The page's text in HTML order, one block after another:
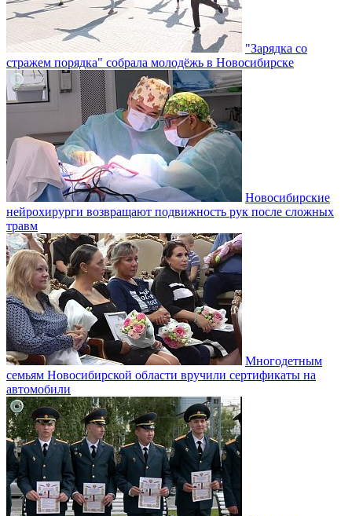
"Зарядка со
стражем порядка" собрала молодёжь в Новосибирске
Новосибирские
нейрохирурги возвращают подвижность рук после сложных
травм
Многодетным
семьям Новосибирской области вручили сертификаты на
автомобили